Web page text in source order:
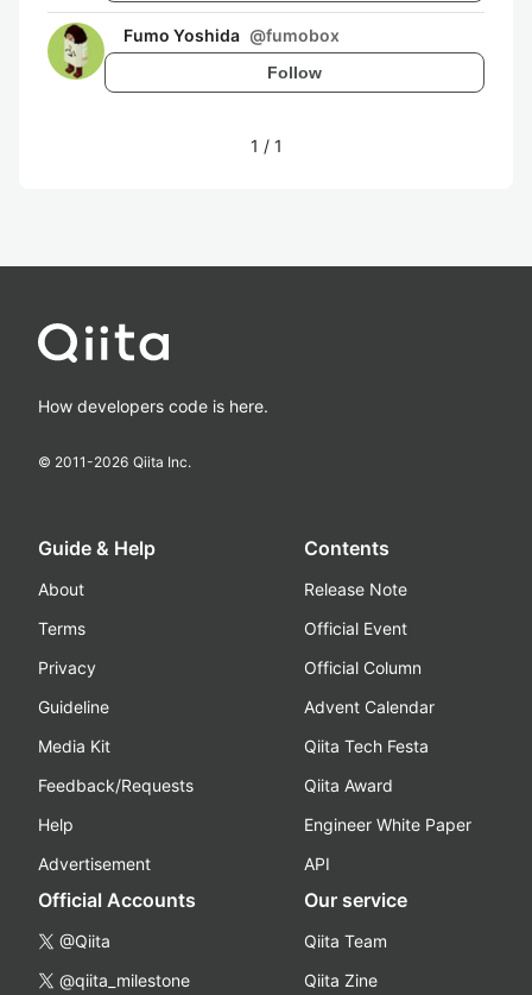
Fumo Yoshida @fumobox
Follow
1 / 1
How developers code is here.
© 2011-2026 Qiita Inc.
Guide & Help
About
Terms
Privacy
Guideline
Media Kit
Feedback/Requests
Help
Advertisement
Contents
Release Note
Official Event
Official Column
Advent Calendar
Qiita Tech Festa
Qiita Award
Engineer White Paper
API
Official Accounts
@Qiita
@qiita_milestone
Our service
Qiita Team
Qiita Zine